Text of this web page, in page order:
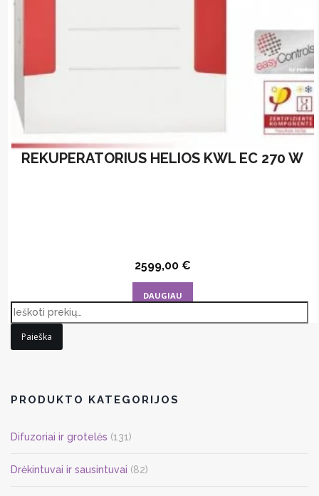
REKUPERATORIUS HELIOS KWL EC 270 W
2599,00 €
DAUGIAU
Paieška
PRODUKTO KATEGORIJOS
Difuzoriai ir grotelės (131)
Drėkintuvai ir sausintuvai (82)